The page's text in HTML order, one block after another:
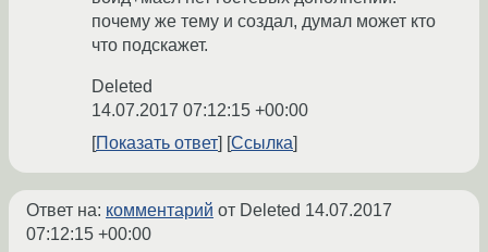
почему же тему и создал, думал может кто
что подскажет.
Deleted
14.07.2017 07:12:15 +00:00
Показать ответ
Ссылка
Ответ на: комментарий от Deleted 14.07.2017
07:12:15 +00:00